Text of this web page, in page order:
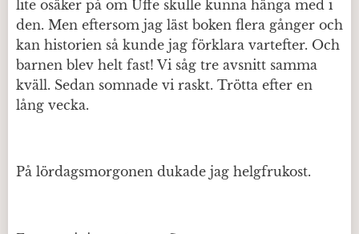
lite osäker på om Uffe skulle kunna hänga med i
den. Men eftersom jag läst boken flera gånger och
kan historien så kunde jag förklara vartefter. Och
barnen blev helt fast! Vi såg tre avsnitt samma
kväll. Sedan somnade vi raskt. Trötta efter en
lång vecka.
På lördagsmorgonen dukade jag helgfrukost.